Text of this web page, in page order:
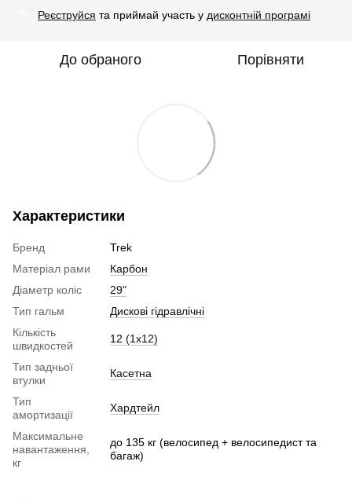
Реєструйся та приймай участь у дисконтній програмі
До обраного Порівняти
Характеристики
Бренд
Trek
Матеріал рами
Карбон
Діаметр коліс
29"
Тип гальм
Дискові гідравлічні
Кількість
швидкостей
12 (1х12)
Тип задньої
втулки
Касетна
Тип
амортизації
Хардтейл
Максимальне
навантаження,
кг
до 135 кг (велосипед + велосипедист та
багаж)